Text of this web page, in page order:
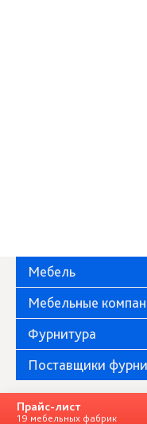
Мебель
Мебельные
Фурнитура
Поставщики
Прайс-лист
19 мебельных фабрик